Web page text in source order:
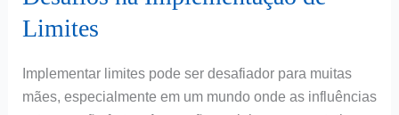
Limites
Implementar limites pode ser desafiador para muitas
mães, especialmente em um mundo onde as influências